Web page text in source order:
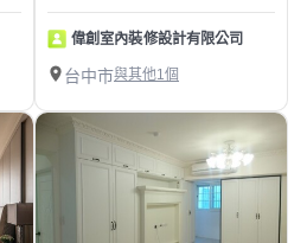
偉創室內裝修設計有限公司
台中市與其他1個